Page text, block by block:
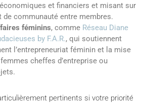
et financiers et misant sur
communauté entre membres.
féminins, comme Réseau Diane
by F.A.R., qui soutiennent
l’entrepreneuriat féminin et la mise
cheffes d’entreprise ou
pertinents si votre priorité